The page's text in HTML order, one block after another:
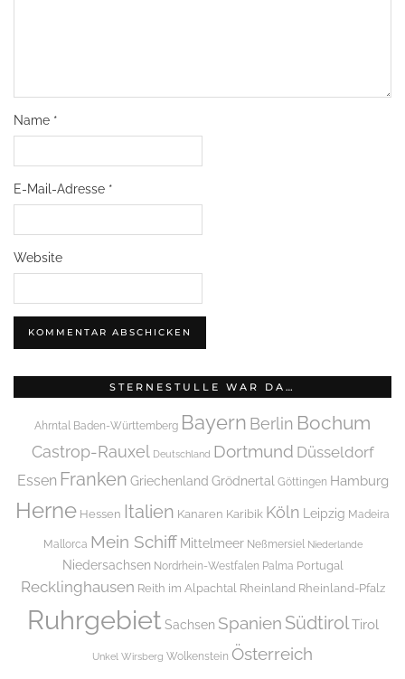
Name *
E-Mail-Adresse *
Website
STERNESTULLE WAR DA…
Ahrntal Baden-Württemberg Bayern Berlin Bochum
Castrop-Rauxel Deutschland Dortmund Düsseldorf
Essen Franken Griechenland Grödnertal Göttingen Hamburg
Herne Hessen Italien Kanaren Karibik Köln Leipzig Madeira
Mallorca Mein Schiff Mittelmeer Neßmersiel Niederlande
Niedersachsen Nordrhein-Westfalen Palma Portugal
Recklinghausen Reith im Alpachtal Rheinland Rheinland-Pfalz
Ruhrgebiet Sachsen Spanien SüdtirolTirol
Unkel Wirsberg Wolkenstein Österreich